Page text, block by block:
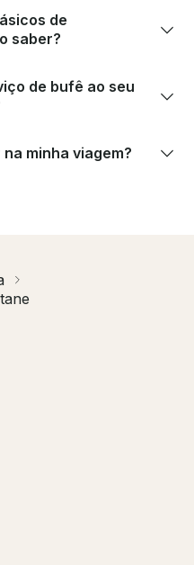
de
saber?
de bufê ao seu
minha viagem?